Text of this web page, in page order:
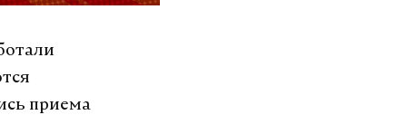
приема